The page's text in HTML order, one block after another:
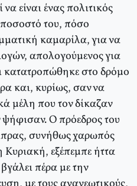
είναι ένας πολιτικός
του, πόσο
καμαρίλα, για να
απολογούμενος για
κατατροπώθηκε στο δρόμο
και, κυρίως, σαν να
μέλη που τον δίκαζαν
ψήφισαν. Ο πρόεδρος του
συνήθως χαρωπός
Κυριακή, εξέπεμπε ήττα
πέρα με την